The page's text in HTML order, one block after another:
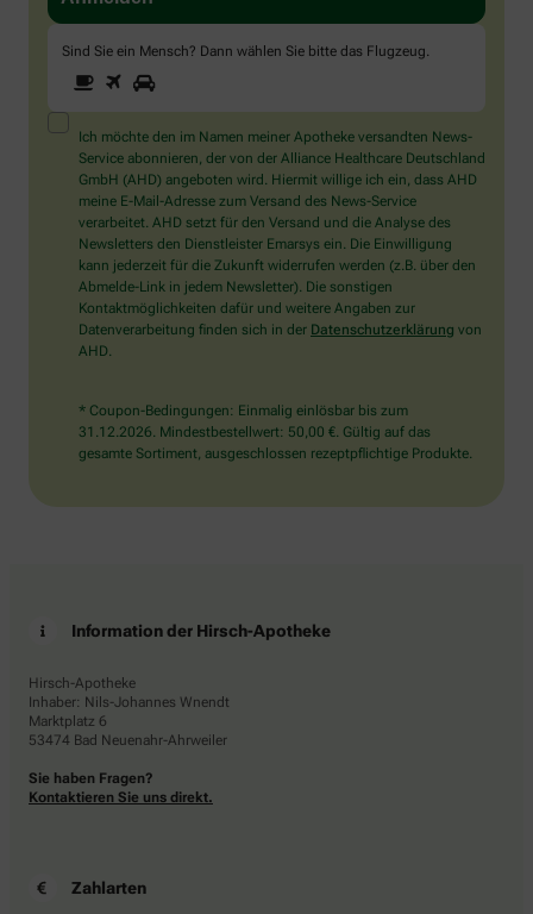
Sind Sie ein Mensch? Dann wählen Sie bitte das Flugzeug
Sie
ein
Mensch?
Dann
wählen
Sie
bitte
das
Flugzeug.
1 2
Ich möchte den im Namen meiner Apotheke versandten News-
Service abonnieren, der von der Alliance Healthcare Deutschland
GmbH (AHD) angeboten wird. Hiermit willige ich ein, dass AHD
meine E-Mail-Adresse zum Versand des News-Service
verarbeitet. AHD setzt für den Versand und die Analyse des
Newsletters den Dienstleister Emarsys ein. Die Einwilligung
kann jederzeit für die Zukunft widerrufen werden (z.B. über den
Abmelde-Link in jedem Newsletter). Die sonstigen
Kontaktmöglichkeiten dafür und weitere Angaben zur
Datenverarbeitung finden sich in der Datenschutzerklärung von
AHD.
* Coupon-Bedingungen: Einmalig einlösbar bis zum
31.12.2026. Mindestbestellwert: 50,00 €. Gültig auf das
gesamte Sortiment, ausgeschlossen rezeptpflichtige Produkte.
Information der Hirsch-Apotheke
Hirsch-Apotheke
Inhaber: Nils-Johannes Wnendt
Marktplatz 6
53474 Bad Neuenahr-Ahrweiler
Sie haben Fragen?
Kontaktieren Sie uns direkt.
Zahlarten